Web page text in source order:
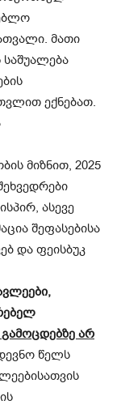
მათი
ექნებათ.
მიზნით, 2025
ასევე
შეფასებისა
და ფეისბუკ
არ
წელს